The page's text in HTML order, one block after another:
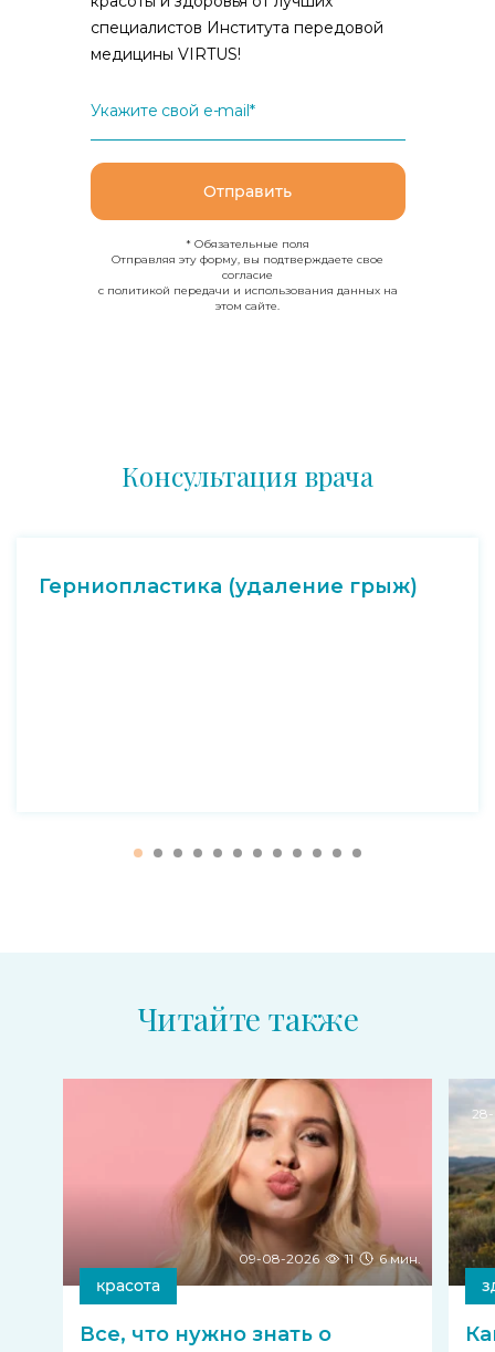
специалистов Института передовой
медицины VIRTUS!
Укажите свой e-mail*
Отправить
* Обязательные поля
Отправляя эту форму, вы подтверждаете свое
согласие
с политикой передачи и использования данных на
этом сайте.
Консультация врача
Герниопластика (удаление грыж)
Читайте также
09-08-2026 11 6 мин.
красота
Все, что нужно знать о